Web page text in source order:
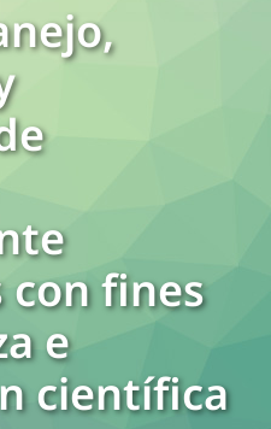
fines
e
científica